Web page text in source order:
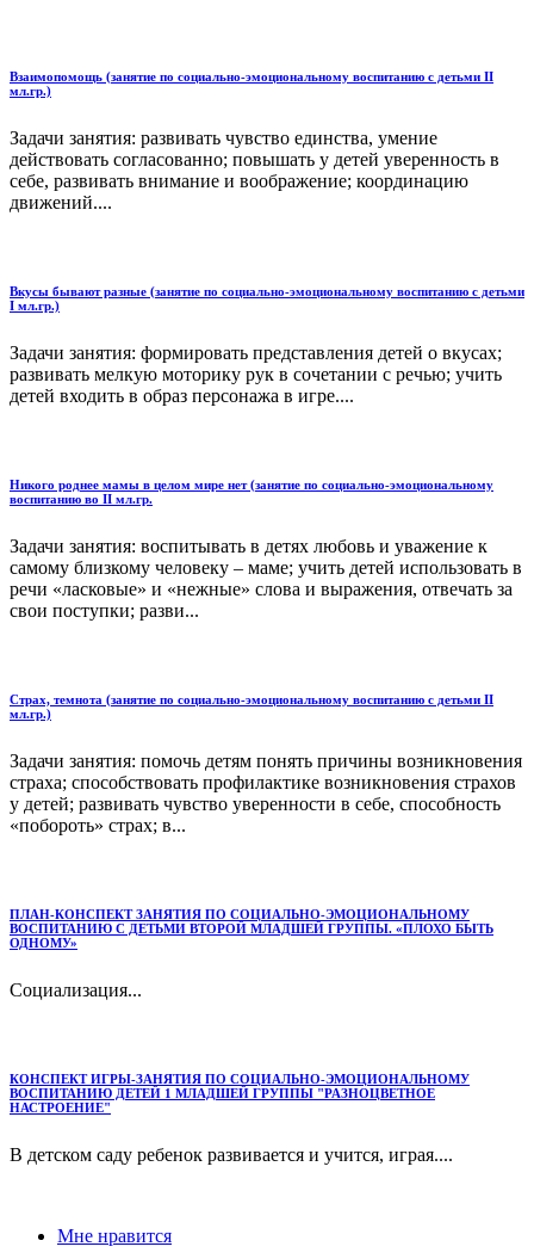
Взаимопомощь (занятие по социально-эмоциональному воспитанию с детьми II
мл.гр.)
Задачи занятия: развивать чувство единства, умение
действовать согласованно; повышать у детей уверенность в
себе, развивать внимание и воображение; координацию
движений....
Вкусы бывают разные (занятие по социально-эмоциональному воспитанию с детьми
I мл.гр.)
Задачи занятия: формировать представления детей о вкусах;
развивать мелкую моторику рук в сочетании с речью; учить
детей входить в образ персонажа в игре....
Никого роднее мамы в целом мире нет (занятие по социально-эмоциональному
воспитанию во II мл.гр.
Задачи занятия: воспитывать в детях любовь и уважение к
самому близкому человеку – маме; учить детей использовать в
речи «ласковые» и «нежные» слова и выражения, отвечать за
свои поступки; разви...
Страх, темнота (занятие по социально-эмоциональному воспитанию с детьми II
мл.гр.)
Задачи занятия: помочь детям понять причины возникновения
страха; способствовать профилактике возникновения страхов
у детей; развивать чувство уверенности в себе, способность
«побороть» страх; в...
ПЛАН-КОНСПЕКТ ЗАНЯТИЯ ПО СОЦИАЛЬНО-ЭМОЦИОНАЛЬНОМУ
ВОСПИТАНИЮ С ДЕТЬМИ ВТОРОЙ МЛАДШЕЙ ГРУППЫ. «ПЛОХО БЫТЬ
ОДНОМУ»
Социализация...
КОНСПЕКТ ИГРЫ-ЗАНЯТИЯ ПО СОЦИАЛЬНО-ЭМОЦИОНАЛЬНОМУ
ВОСПИТАНИЮ ДЕТЕЙ 1 МЛАДШЕЙ ГРУППЫ "РАЗНОЦВЕТНОЕ
НАСТРОЕНИЕ"
В детском саду ребенок развивается и учится, играя....
Мне нравится